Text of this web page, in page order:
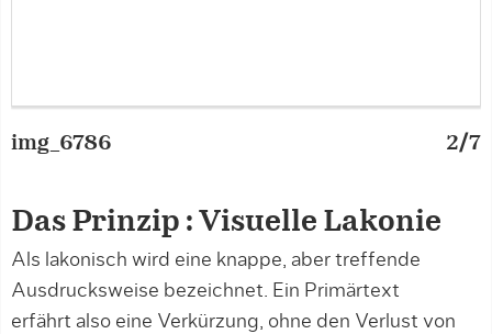
img_6786 2/7
Das Prinzip : Visuelle Lakonie
Als lakonisch wird eine knappe, aber treffende
Ausdrucksweise bezeichnet. Ein Primärtext
erfährt also eine Verkürzung, ohne den Verlust von